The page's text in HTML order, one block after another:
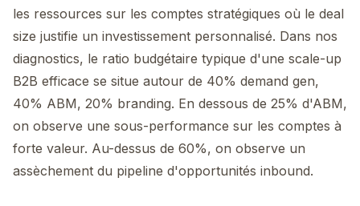
les ressources sur les comptes stratégiques où le deal
size justifie un investissement personnalisé. Dans nos
diagnostics, le ratio budgétaire typique d'une scale-up
B2B efficace se situe autour de 40% demand gen,
40% ABM, 20% branding. En dessous de 25% d'ABM,
on observe une sous-performance sur les comptes à
forte valeur. Au-dessus de 60%, on observe un
assèchement du pipeline d'opportunités inbound.